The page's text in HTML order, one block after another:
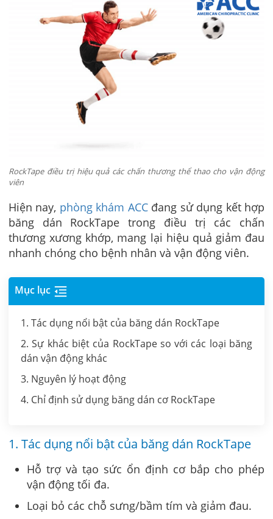
RockTape điều trị hiệu quả các chấn thương thể thao cho vận động
viên
Hiện nay, phòng khám ACCđang sử dụng kết hợp
băng dán RockTape trong điều trị các chấn
thương xương khớp, mang lại hiệu quả giảm đau
nhanh chóng cho bệnh nhân và vận động viên.
Mục lục
1. Tác dụng nổi bật của băng dán RockTape
2. Sự khác biệt của RockTape so với các loại băng
dán vận động khác
3. Nguyên lý hoạt động
4. Chỉ định sử dụng băng dán cơ RockTape
1. Tác dụng nổi bật của băng dán RockTape
Hỗ trợ và tạo sức ổn định cơ bắp cho phép
vận động tối đa.
Loại bỏ các chỗ sưng/bầm tím và giảm đau.